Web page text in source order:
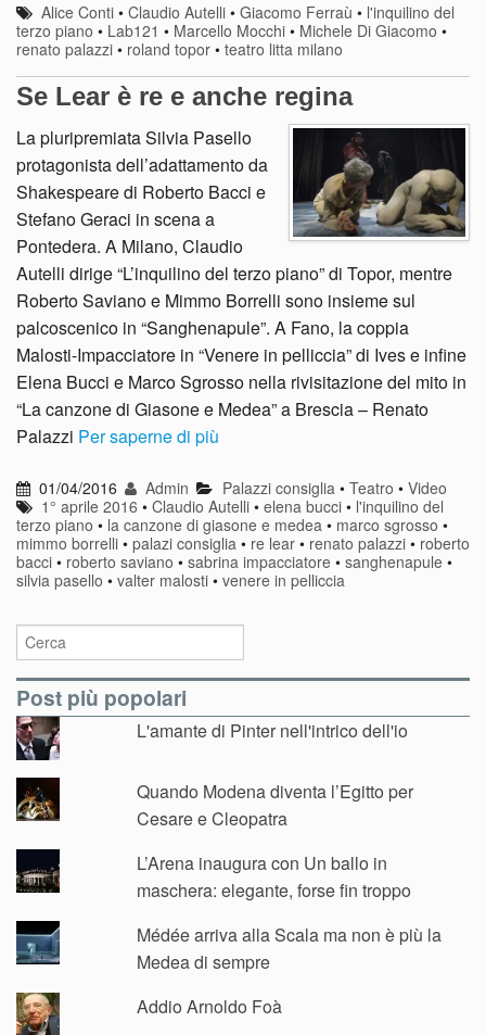
Alice Conti •Claudio Autelli •Giacomo Ferraù • l'inquilino del
terzo piano • Lab121 • Marcello Mocchi • Michele Di Giacomo •
renato palazzi • roland topor • teatro litta milano
Se Lear è re e anche regina
La pluripremiata Silvia Pasello
protagonista dell’adattamento da
Shakespeare di Roberto Bacci e
Stefano Geraci in scena a
Pontedera. A Milano, Claudio
Autelli dirige “L’inquilino del terzo piano” di Topor, mentre
Roberto Saviano e Mimmo Borrelli sono insieme sul
palcoscenico in “Sanghenapule”. A Fano, la coppia
Malosti-Impacciatore in “Venere in pelliccia” di Ives e infine
Elena Bucci e Marco Sgrosso nella rivisitazione del mito in
“La canzone di Giasone e Medea” a Brescia – Renato
Palazzi Per saperne di più
01/04/2016 Admin Palazzi consiglia• Teatro • Video
1° aprile 2016 •Claudio Autelli •elena bucci • l'inquilino del
terzo piano • la canzone di giasone e medea • marco sgrosso •
mimmo borrelli • palazi consiglia • re lear • renato palazzi • roberto
bacci • roberto saviano • sabrina impacciatore • sanghenapule •
silvia pasello • valter malosti • venere in pelliccia
Post più popolari
L'amante di Pinter nell'intrico dell'io
Quando Modena diventa l’Egitto per
Cesare e Cleopatra
L’Arena inaugura con Un ballo in
maschera: elegante, forse fin troppo
Médée arriva alla Scala ma non è più la
Medea di sempre
Addio Arnoldo Foà